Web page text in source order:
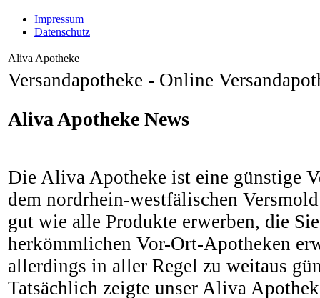
Impressum
Datenschutz
Aliva Apotheke
Versandapotheke - Online
Aliva Apotheke News
Die Aliva Apotheke ist eine günstige
dem nordrhein-westfälischen
gut wie alle Produkte erwerben, die
herkömmlichen Vor-Ort-Apotheken
allerdings in aller Regel zu weitaus
Tatsächlich zeigte unser Aliva